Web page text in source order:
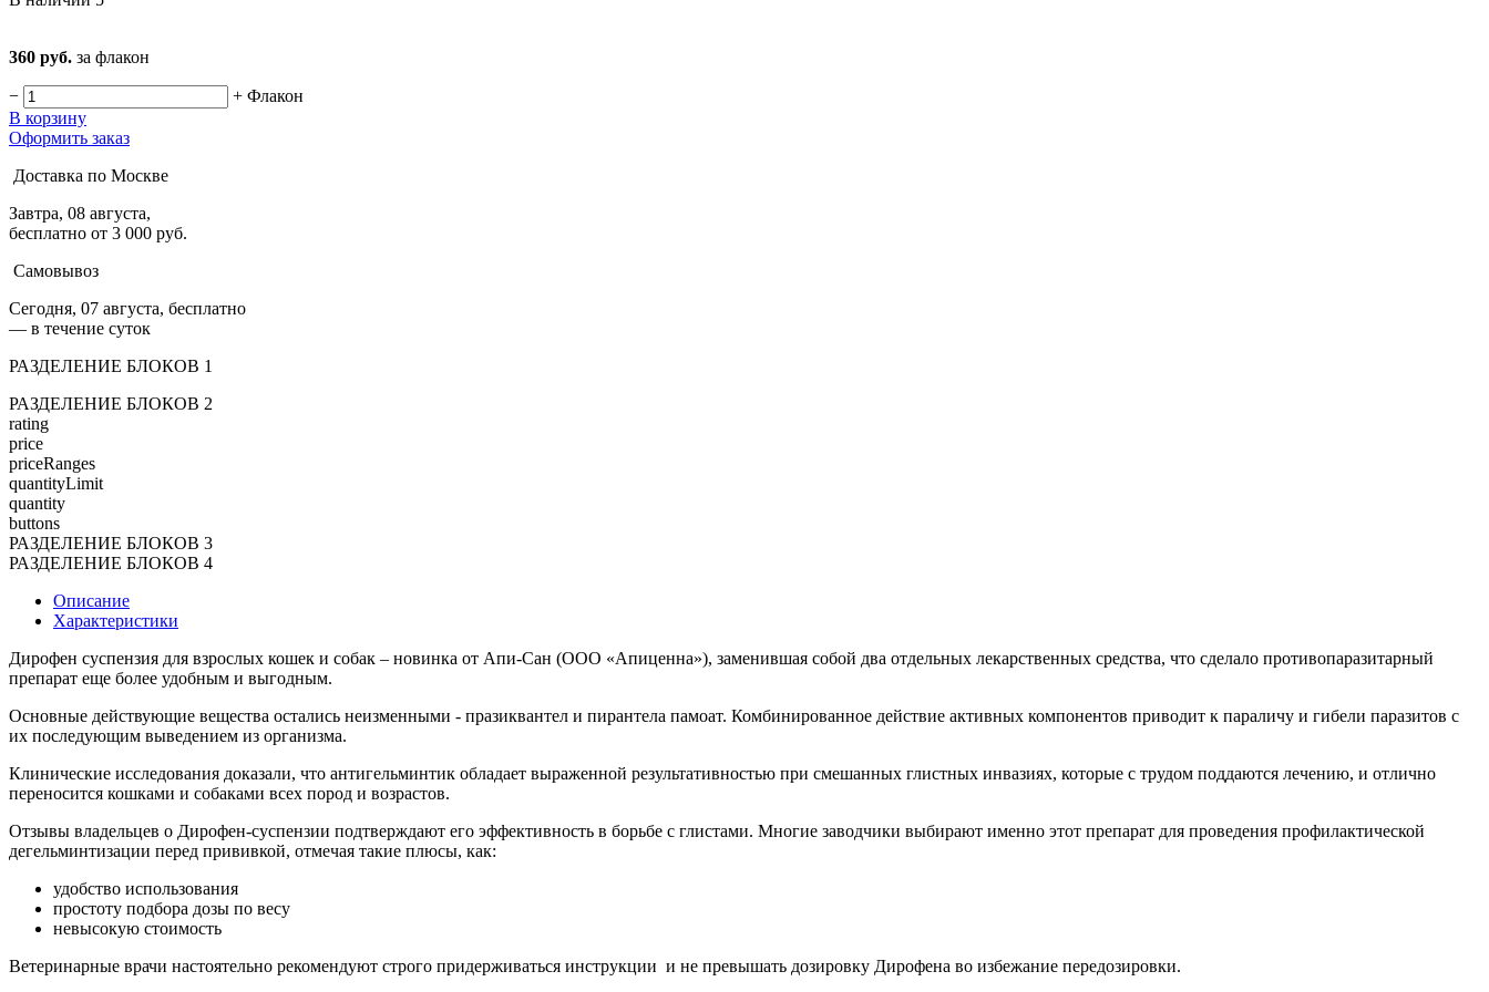
360 руб. за флакон
− + Флакон
В корзину
Оформить заказ
Доставка по Москве
Завтра, 08 августа,
бесплатно от 3 000 руб.
Самовывоз
Сегодня, 07 августа, бесплатно
— в течение суток
РАЗДЕЛЕНИЕ БЛОКОВ 1
РАЗДЕЛЕНИЕ БЛОКОВ 2
rating
price
priceRanges
quantityLimit
quantity
buttons
РАЗДЕЛЕНИЕ БЛОКОВ 3
РАЗДЕЛЕНИЕ БЛОКОВ 4
Описание
Характеристики
Дирофен суспензия для взрослых кошек и собак – новинка от Апи-Сан (ООО «Апиценна»), заменившая собой два отдельных лекарственных средства, что сделало противопаразитарный
препарат еще более удобным и выгодным.
Основные действующие вещества остались неизменными - празиквантел и пирантела памоат. Комбинированное действие активных компонентов приводит к параличу и гибели паразитов с
их последующим выведением из организма.
Клинические исследования доказали, что антигельминтик обладает выраженной результативностью при смешанных глистных инвазиях, которые с трудом поддаются лечению, и отлично
переносится кошками и собаками всех пород и возрастов.
Отзывы владельцев о Дирофен-суспензии подтверждают его эффективность в борьбе с глистами. Многие заводчики выбирают именно этот препарат для проведения профилактической
дегельминтизации перед прививкой, отмечая такие плюсы, как:
удобство использования
простоту подбора дозы по весу
невысокую стоимость
Ветеринарные врачи настоятельно рекомендуют строго придерживаться инструкции и не превышать дозировку Дирофена во избежание передозировки.